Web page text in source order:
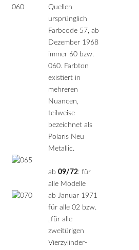
Quellen
ursprünglich
Farbcode 57, ab
Dezember 1968
immer 60 bzw.
060. Farbton
existiert in
mehreren
Nuancen,
teilweise
bezeichnet als
Polaris Neu
Metallic.
ab 09/72: für
alle Modelle
ab Januar 1971
für alle 02 bzw.
„für alle
zweitürigen
Vierzylinder-